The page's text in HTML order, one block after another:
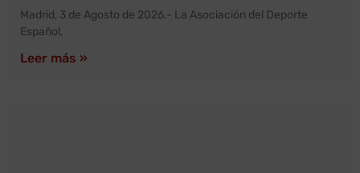
Madrid, 3 de Agosto de 2026.- La Asociación del Deporte
Español,
Leer más »